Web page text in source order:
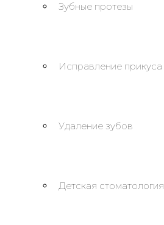
Зубные протезы
Исправление прикуса
Удаление зубов
Детская стоматология